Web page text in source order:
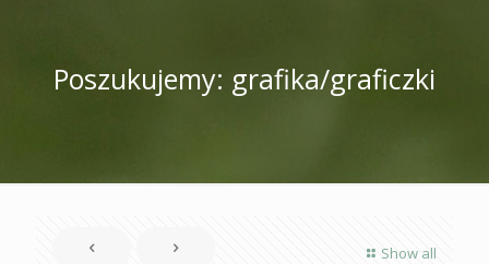
Poszukujemy: grafika/graficzki
Show all